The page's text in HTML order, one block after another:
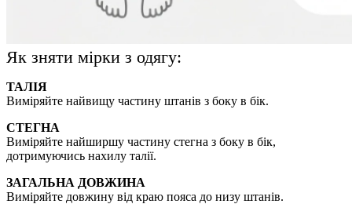
Як зняти мірки з одягу:
ТАЛІЯ
Виміряйте найвищу частину штанів з боку в бік.
СТЕГНА
Виміряйте найширшу частину стегна з боку в бік,
дотримуючись нахилу талії.
ЗАГАЛЬНА ДОВЖИНА
Виміряйте довжину від краю пояса до низу штанів.